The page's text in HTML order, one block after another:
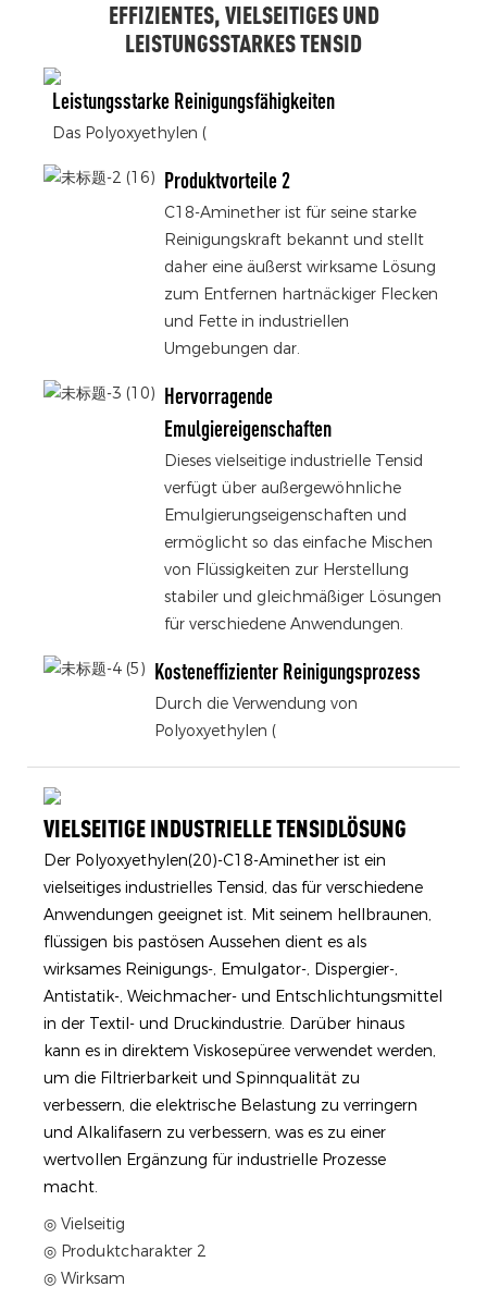
EFFIZIENTES, VIELSEITIGES UND
LEISTUNGSSTARKES TENSID
Leistungsstarke Reinigungsfähigkeiten
Das Polyoxyethylen (
Produktvorteile 2
C18-Aminether ist für seine starke
Reinigungskraft bekannt und stellt
daher eine äußerst wirksame Lösung
zum Entfernen hartnäckiger Flecken
und Fette in industriellen
Umgebungen dar.
Hervorragende
Emulgiereigenschaften
Dieses vielseitige industrielle Tensid
verfügt über außergewöhnliche
Emulgierungseigenschaften und
ermöglicht so das einfache Mischen
von Flüssigkeiten zur Herstellung
stabiler und gleichmäßiger Lösungen
für verschiedene Anwendungen.
Kosteneffizienter Reinigungsprozess
Durch die Verwendung von
Polyoxyethylen (
VIELSEITIGE INDUSTRIELLE TENSIDLÖSUNG
Der Polyoxyethylen(20)-C18-Aminether ist ein
vielseitiges industrielles Tensid, das für verschiedene
Anwendungen geeignet ist. Mit seinem hellbraunen,
flüssigen bis pastösen Aussehen dient es als
wirksames Reinigungs-, Emulgator-, Dispergier-,
Antistatik-, Weichmacher- und Entschlichtungsmittel
in der Textil- und Druckindustrie. Darüber hinaus
kann es in direktem Viskosepüree verwendet werden,
um die Filtrierbarkeit und Spinnqualität zu
verbessern, die elektrische Belastung zu verringern
und Alkalifasern zu verbessern, was es zu einer
wertvollen Ergänzung für industrielle Prozesse
macht.
◎ Vielseitig
◎ Produktcharakter 2
◎ Wirksam